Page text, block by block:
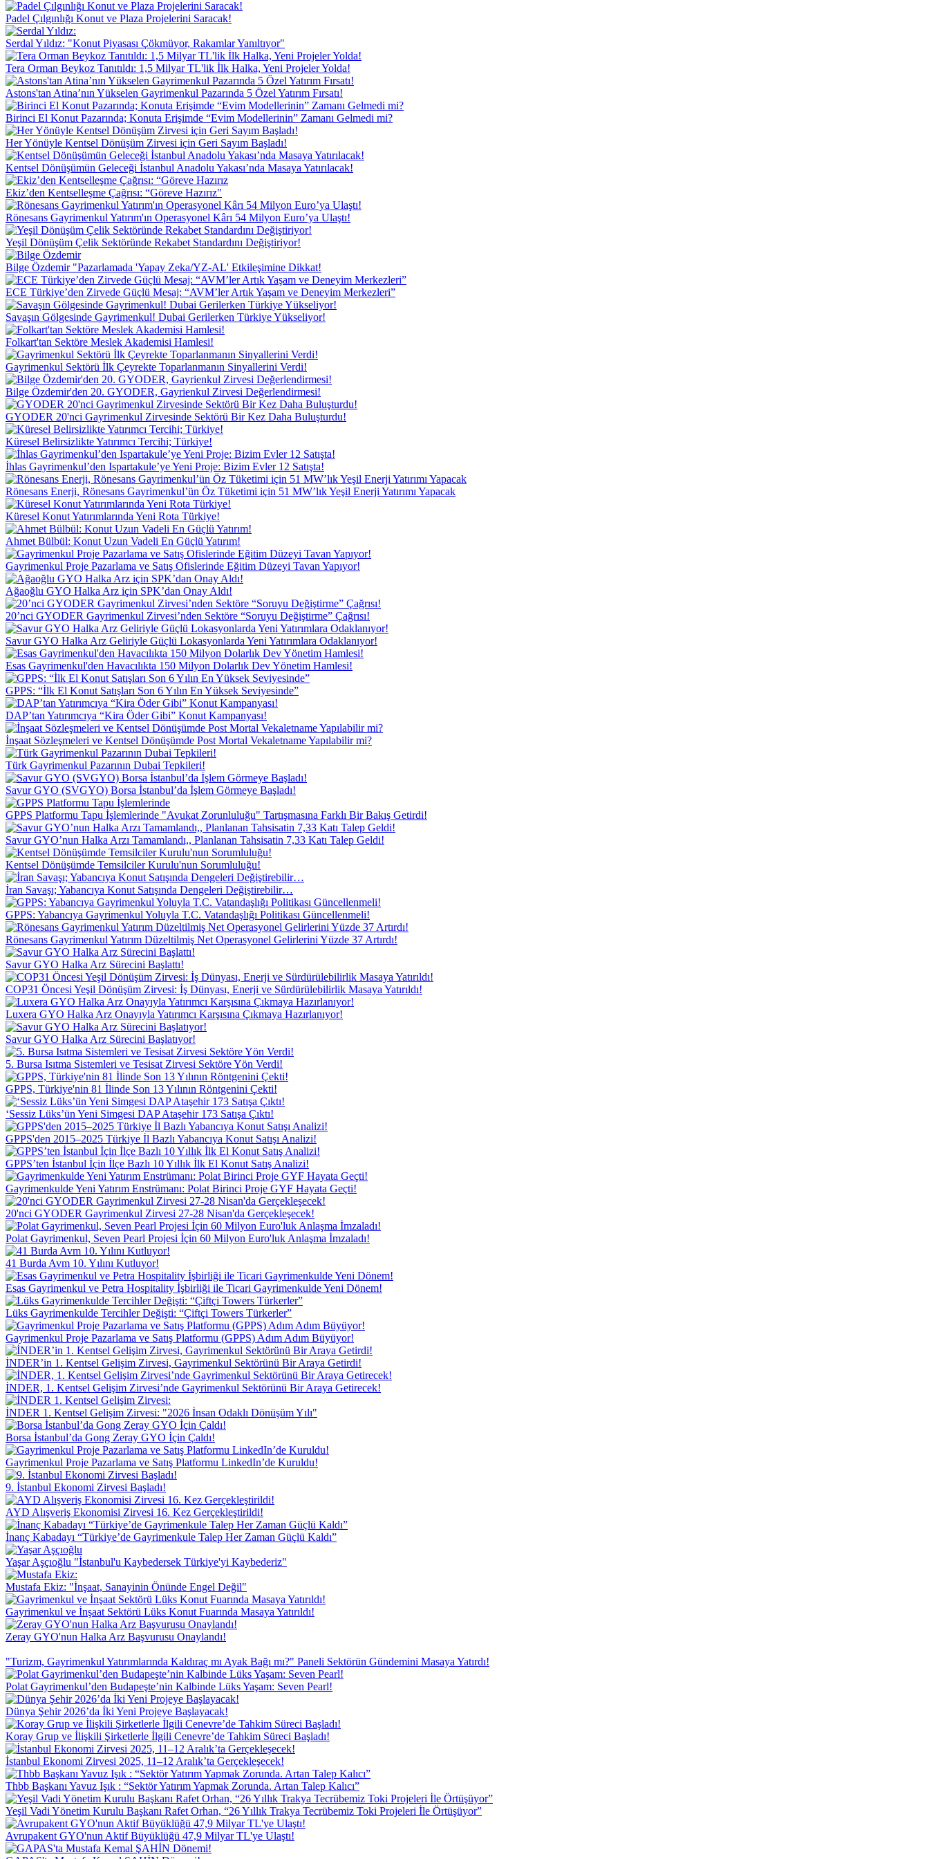
Padel Çılgınlığı Konut ve Plaza Projelerini Saracak!
Serdal Yıldız: "Konut Piyasası Çökmüyor, Rakamlar Yanıltıyor"
Tera Orman Beykoz Tanıtıldı: 1,5 Milyar TL'lik İlk Halka, Yeni Projeler Yolda!
Astons'tan Atina’nın Yükselen Gayrimenkul Pazarında 5 Özel Yatırım Fırsatı!
Birinci El Konut Pazarında; Konuta Erişimde “Evim Modellerinin” Zamanı Gelmedi mi?
Her Yönüyle Kentsel Dönüşüm Zirvesi için Geri Sayım Başladı!
Kentsel Dönüşümün Geleceği İstanbul Anadolu Yakası’nda Masaya Yatırılacak!
Ekiz’den Kentselleşme Çağrısı: “Göreve Hazırız"
Rönesans Gayrimenkul Yatırım'ın Operasyonel Kârı 54 Milyon Euro’ya Ulaştı!
Yeşil Dönüşüm Çelik Sektöründe Rekabet Standardını Değiştiriyor!
Bilge Özdemir "Pazarlamada 'Yapay Zeka/YZ-AL' Etkileşimine Dikkat!
ECE Türkiye’den Zirvede Güçlü Mesaj: “AVM’ler Artık Yaşam ve Deneyim Merkezleri”
Savaşın Gölgesinde Gayrimenkul! Dubai Gerilerken Türkiye Yükseliyor!
Folkart'tan Sektöre Meslek Akademisi Hamlesi!
Gayrimenkul Sektörü İlk Çeyrekte Toparlanmanın Sinyallerini Verdi!
Bilge Özdemir'den 20. GYODER, Gayrienkul Zirvesi Değerlendirmesi!
GYODER 20'nci Gayrimenkul Zirvesinde Sektörü Bir Kez Daha Buluşturdu!
Küresel Belirsizlikte Yatırımcı Tercihi; Türkiye!
İhlas Gayrimenkul’den Ispartakule’ye Yeni Proje: Bizim Evler 12 Satışta!
Rönesans Enerji, Rönesans Gayrimenkul’ün Öz Tüketimi için 51 MW’lık Yeşil Enerji Yatırımı Yapacak
Küresel Konut Yatırımlarında Yeni Rota Türkiye!
Ahmet Bülbül: Konut Uzun Vadeli En Güçlü Yatırım!
Gayrimenkul Proje Pazarlama ve Satış Ofislerinde Eğitim Düzeyi Tavan Yapıyor!
Ağaoğlu GYO Halka Arz için SPK’dan Onay Aldı!
20’nci GYODER Gayrimenkul Zirvesi’nden Sektöre “Soruyu Değiştirme” Çağrısı!
Savur GYO Halka Arz Geliriyle Güçlü Lokasyonlarda Yeni Yatırımlara Odaklanıyor!
Esas Gayrimenkul'den Havacılıkta 150 Milyon Dolarlık Dev Yönetim Hamlesi!
GPPS: “İlk El Konut Satışları Son 6 Yılın En Yüksek Seviyesinde”
DAP’tan Yatırımcıya “Kira Öder Gibi” Konut Kampanyası!
İnşaat Sözleşmeleri ve Kentsel Dönüşümde Post Mortal Vekaletname Yapılabilir mi?
Türk Gayrimenkul Pazarının Dubai Tepkileri!
Savur GYO (SVGYO) Borsa İstanbul’da İşlem Görmeye Başladı!
GPPS Platformu Tapu İşlemlerinde "Avukat Zorunluluğu" Tartışmasına Farklı Bir Bakış Getirdi!
Savur GYO’nun Halka Arzı Tamamlandı,, Planlanan Tahsisatin 7,33 Katı Talep Geldi!
Kentsel Dönüşümde Temsilciler Kurulu'nun Sorumluluğu!
İran Savaşı; Yabancıya Konut Satışında Dengeleri Değiştirebilir…
GPPS: Yabancıya Gayrimenkul Yoluyla T.C. Vatandaşlığı Politikası Güncellenmeli!
Rönesans Gayrimenkul Yatırım Düzeltilmiş Net Operasyonel Gelirlerini Yüzde 37 Artırdı!
Savur GYO Halka Arz Sürecini Başlattı!
COP31 Öncesi Yeşil Dönüşüm Zirvesi: İş Dünyası, Enerji ve Sürdürülebilirlik Masaya Yatırıldı!
Luxera GYO Halka Arz Onayıyla Yatırımcı Karşısına Çıkmaya Hazırlanıyor!
Savur GYO Halka Arz Sürecini Başlatıyor!
5. Bursa Isıtma Sistemleri ve Tesisat Zirvesi Sektöre Yön Verdi!
GPPS, Türkiye'nin 81 İlinde Son 13 Yılının Röntgenini Çekti!
‘Sessiz Lüks’ün Yeni Simgesi DAP Ataşehir 173 Satışa Çıktı!
GPPS'den 2015–2025 Türkiye İl Bazlı Yabancıya Konut Satışı Analizi!
GPPS’ten İstanbul İçin İlçe Bazlı 10 Yıllık İlk El Konut Satış Analizi!
Gayrimenkulde Yeni Yatırım Enstrümanı: Polat Birinci Proje GYF Hayata Geçti!
20'nci GYODER Gayrimenkul Zirvesi 27-28 Nisan'da Gerçekleşecek!
Polat Gayrimenkul, Seven Pearl Projesi İçin 60 Milyon Euro'luk Anlaşma İmzaladı!
41 Burda Avm 10. Yılını Kutluyor!
Esas Gayrimenkul ve Petra Hospitality İşbirliği ile Ticari Gayrimenkulde Yeni Dönem!
Lüks Gayrimenkulde Tercihler Değişti: “Çiftçi Towers Türkerler”
Gayrimenkul Proje Pazarlama ve Satış Platformu (GPPS) Adım Adım Büyüyor!
İNDER’in 1. Kentsel Gelişim Zirvesi, Gayrimenkul Sektörünü Bir Araya Getirdi!
İNDER, 1. Kentsel Gelişim Zirvesi’nde Gayrimenkul Sektörünü Bir Araya Getirecek!
İNDER 1. Kentsel Gelişim Zirvesi: "2026 İnsan Odaklı Dönüşüm Yılı"
Borsa İstanbul’da Gong Zeray GYO İçin Çaldı!
Gayrimenkul Proje Pazarlama ve Satış Platformu LinkedIn’de Kuruldu!
9. İstanbul Ekonomi Zirvesi Başladı!
AYD Alışveriş Ekonomisi Zirvesi 16. Kez Gerçekleştirildi!
İnanç Kabadayı “Türkiye’de Gayrimenkule Talep Her Zaman Güçlü Kaldı”
Yaşar Aşçıoğlu "İstanbul'u Kaybedersek Türkiye'yi Kaybederiz"
Mustafa Ekiz: "İnşaat, Sanayinin Önünde Engel Değil"
Gayrimenkul ve İnşaat Sektörü Lüks Konut Fuarında Masaya Yatırıldı!
Zeray GYO'nun Halka Arz Başvurusu Onaylandı!
"Turizm, Gayrimenkul Yatırımlarında Kaldıraç mı Ayak Bağı mı?" Paneli Sektörün Gündemini Masaya Yatırdı!
Polat Gayrimenkul’den Budapeşte’nin Kalbinde Lüks Yaşam: Seven Pearl!
Dünya Şehir 2026’da İki Yeni Projeye Başlayacak!
Koray Grup ve İlişkili Şirketlerle İlgili Cenevre’de Tahkim Süreci Başladı!
İstanbul Ekonomi Zirvesi 2025, 11–12 Aralık’ta Gerçekleşecek!
Thbb Başkanı Yavuz Işık : “Sektör Yatırım Yapmak Zorunda. Artan Talep Kalıcı”
Yeşil Vadi Yönetim Kurulu Başkanı Rafet Orhan, “26 Yıllık Trakya Tecrübemiz Toki Projeleri İle Örtüşüyor”
Avrupakent GYO'nun Aktif Büyüklüğü 47,9 Milyar TL'ye Ulaştı!